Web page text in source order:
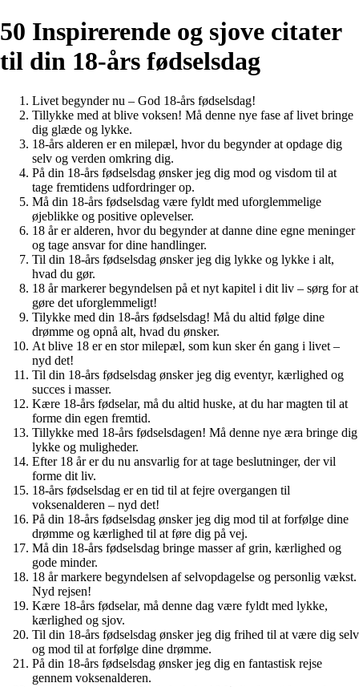
50 Inspirerende og sjove citater
til din 18-års fødselsdag
Livet begynder nu – God 18-års fødselsdag!
Tillykke med at blive voksen! Må denne nye fase af livet bringe
dig glæde og lykke.
18-års alderen er en milepæl, hvor du begynder at opdage dig
selv og verden omkring dig.
På din 18-års fødselsdag ønsker jeg dig mod og visdom til at
tage fremtidens udfordringer op.
Må din 18-års fødselsdag være fyldt med uforglemmelige
øjeblikke og positive oplevelser.
18 år er alderen, hvor du begynder at danne dine egne meninger
og tage ansvar for dine handlinger.
Til din 18-års fødselsdag ønsker jeg dig lykke og lykke i alt,
hvad du gør.
18 år markerer begyndelsen på et nyt kapitel i dit liv – sørg for at
gøre det uforglemmeligt!
Tilykke med din 18-års fødselsdag! Må du altid følge dine
drømme og opnå alt, hvad du ønsker.
At blive 18 er en stor milepæl, som kun sker én gang i livet –
nyd det!
Til din 18-års fødselsdag ønsker jeg dig eventyr, kærlighed og
succes i masser.
Kære 18-års fødselar, må du altid huske, at du har magten til at
forme din egen fremtid.
Tillykke med 18-års fødselsdagen! Må denne nye æra bringe dig
lykke og muligheder.
Efter 18 år er du nu ansvarlig for at tage beslutninger, der vil
forme dit liv.
18-års fødselsdag er en tid til at fejre overgangen til
voksenalderen – nyd det!
På din 18-års fødselsdag ønsker jeg dig mod til at forfølge dine
drømme og kærlighed til at føre dig på vej.
Må din 18-års fødselsdag bringe masser af grin, kærlighed og
gode minder.
18 år markere begyndelsen af ​​selvopdagelse og personlig vækst.
Nyd rejsen!
Kære 18-års fødselar, må denne dag være fyldt med lykke,
kærlighed og sjov.
Til din 18-års fødselsdag ønsker jeg dig frihed til at være dig selv
og mod til at forfølge dine drømme.
På din 18-års fødselsdag ønsker jeg dig en fantastisk rejse
gennem voksenalderen.